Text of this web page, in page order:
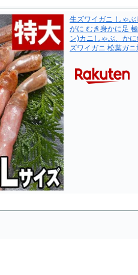
生ズワイガニ しゃ
がに むき身かに足
ン)カニしゃぶ、か
ズワイガニ 松葉ガ